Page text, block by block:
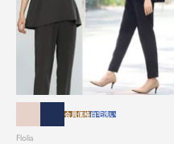
Flolia
会員価格自宅洗い